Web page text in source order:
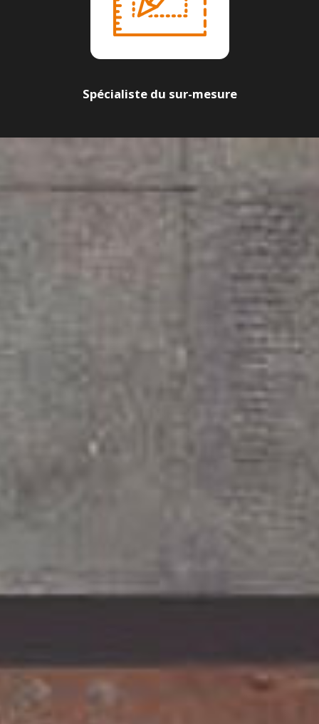
Spécialiste du sur-mesure